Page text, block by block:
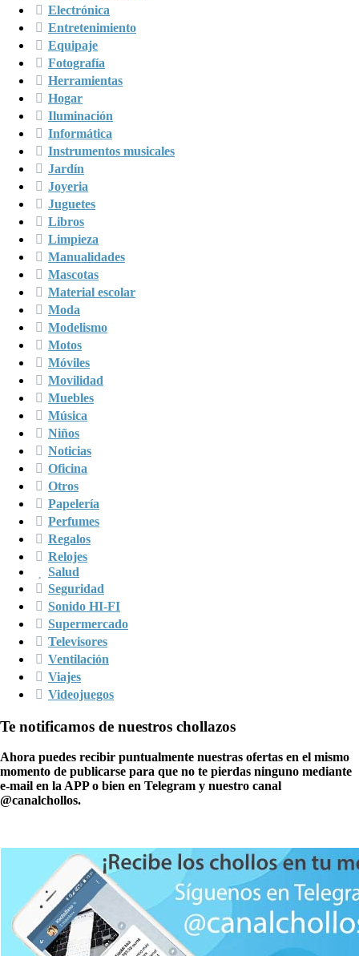
Electrónica
Entretenimiento
Equipaje
Fotografía
Herramientas
Hogar
Iluminación
Informática
Instrumentos musicales
Jardín
Joyeria
Juguetes
Libros
Limpieza
Manualidades
Mascotas
Material escolar
Moda
Modelismo
Motos
Móviles
Movilidad
Muebles
Música
Niños
Noticias
Oficina
Otros
Papelería
Perfumes
Regalos
Relojes
Salud
Seguridad
Sonido HI-FI
Supermercado
Televisores
Ventilación
Viajes
Videojuegos
Te notificamos de nuestros chollazos
Ahora puedes recibir puntualmente nuestras ofertas en el mismo
momento de publicarse para que no te pierdas ninguno mediante
e-mail en la APP o bien en Telegram y nuestro canal
@canalchollos.